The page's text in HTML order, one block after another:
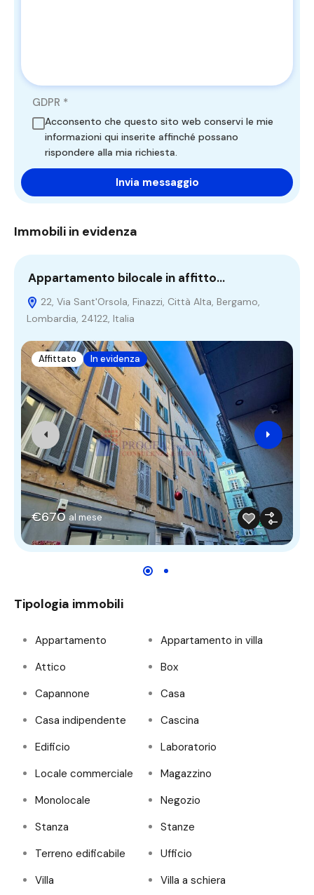
GDPR *
Acconsento che questo sito web conservi le mie
informazioni qui inserite affinché possano
rispondere alla mia richiesta.
Immobili in evidenza
Appartamento bilocale in affitto…
22, Via Sant'Orsola, Finazzi, Città Alta, Bergamo,
Lombardia, 24122, Italia
Affittato In evidenza
€670 al mese
Tipologia immobili
Appartamento
Appartamento in villa
Attico
Box
Capannone
Casa
Casa indipendente
Cascina
Edificio
Laboratorio
Locale commerciale
Magazzino
Monolocale
Negozio
Stanza
Stanze
Terreno edificabile
Ufficio
Villa
Villa a schiera